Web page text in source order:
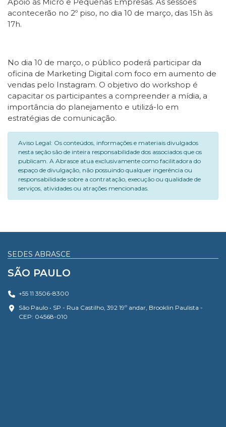
acontecerão no 2º piso, no dia 10 de março, das 15h às
17h.
No dia 10 de março, o público poderá participar da
oficina de Marketing Digital com foco em aumento de
vendas pelo Instagram. O objetivo do workshop é
capacitar os participantes a compreender a mídia, a
importância do planejamento e utilizá-lo em
estratégias de comunicação.
Aviso Legal: Os conteúdos, informações e materiais divulgados
nesta seção são de inteira responsabilidade dos associados que os
publicam. A Abrasce atua exclusivamente como facilitadora do
espaço de divulgação, não possuindo qualquer ingerência ou
responsabilidade sobre a contratação, execução ou qualidade de
serviços, atividades ou atrações mencionadas.
SEDES ABRASCE
SÃO PAULO
+55 11 3506-8300
São Paulo • SP - Rua Castilho, 392 19º andar, Brooklin Paulista -
CEP: 04568-010